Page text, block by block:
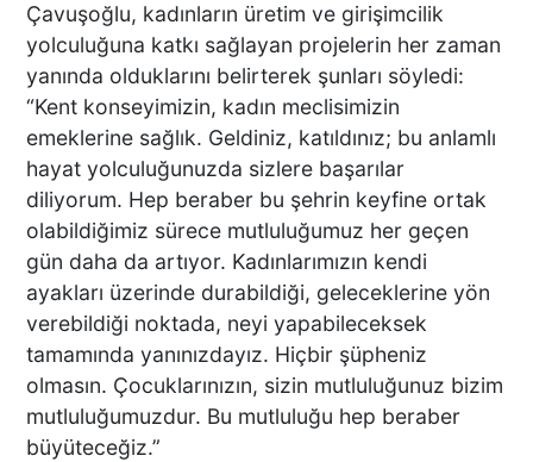
Çavuşoğlu, kadınların üretim ve girişimcilik
yolculuğuna katkı sağlayan projelerin her zaman
yanında olduklarını belirterek şunları söyledi:
“Kent konseyimizin, kadın meclisimizin
emeklerine sağlık. Geldiniz, katıldınız; bu anlamlı
hayat yolculuğunuzda sizlere başarılar
diliyorum. Hep beraber bu şehrin keyfine ortak
olabildiğimiz sürece mutluluğumuz her geçen
gün daha da artıyor. Kadınlarımızın kendi
ayakları üzerinde durabildiği, geleceklerine yön
verebildiği noktada, neyi yapabileceksek
tamamında yanınızdayız. Hiçbir şüpheniz
olmasın. Çocuklarınızın, sizin mutluluğunuz bizim
mutluluğumuzdur. Bu mutluluğu hep beraber
büyüteceğiz.”